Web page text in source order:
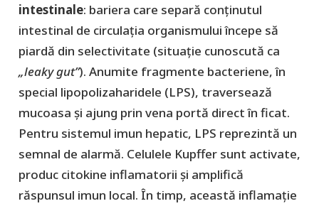
intestinale: bariera care separă conținutul
intestinal de circulația organismului începe să
piardă din selectivitate (situaţie cunoscută ca
„leaky gut”). Anumite fragmente bacteriene, în
special lipopolizaharidele (LPS), traversează
mucoasa și ajung prin vena portă direct în ficat.
Pentru sistemul imun hepatic, LPS reprezintă un
semnal de alarmă. Celulele Kupffer sunt activate,
produc citokine inflamatorii și amplifică
răspunsul imun local. În timp, această inflamație